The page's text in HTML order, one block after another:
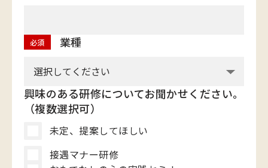
必須 業種
興味のある研修についてお聞かせください。
（複数選択可）
未定、提案してほしい
接遇マナー研修